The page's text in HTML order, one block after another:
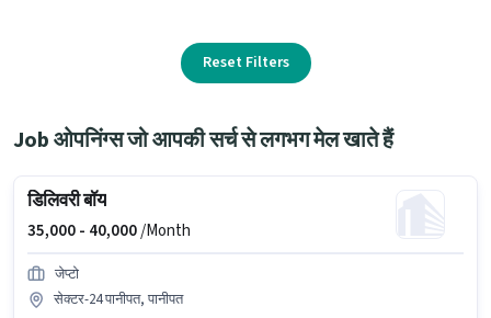
Reset Filters
Job ओपनिंग्स जो आपकी सर्च से लगभग मेल खाते हैं
डिलिवरी बॉय
35,000 - 40,000/Month
जेप्टो
सेक्टर-24 पानीपत, पानीपत